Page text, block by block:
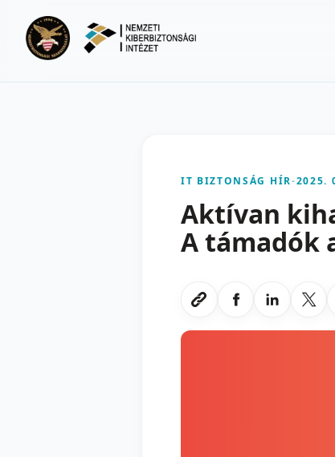
IT BIZTONSÁG HÍR-2025.
Aktívan
A támadók
Link masolasa
Megosztas